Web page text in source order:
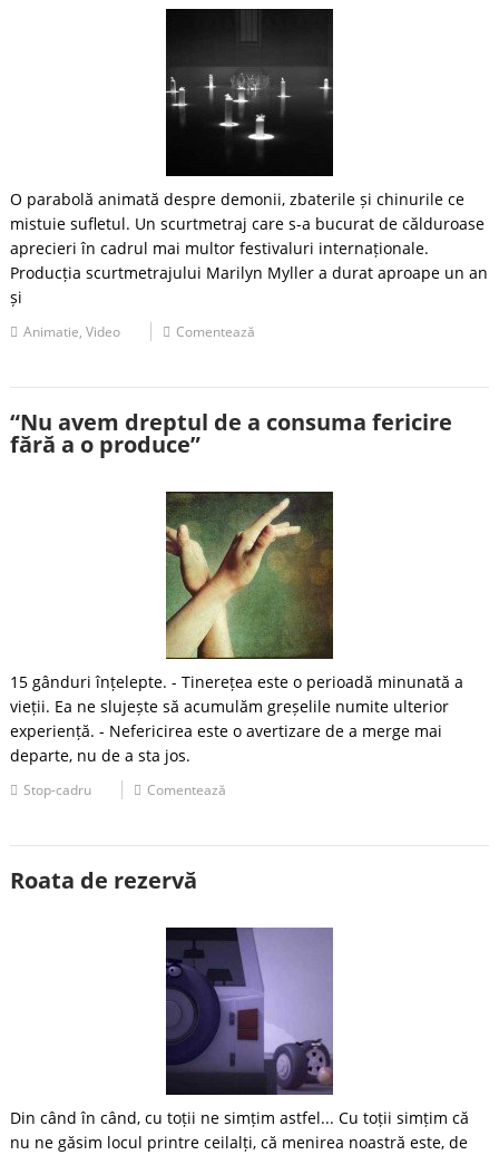
O parabolă animată despre demonii, zbaterile și chinurile ce
mistuie sufletul. Un scurtmetraj care s-a bucurat de călduroase
aprecieri în cadrul mai multor festivaluri internaționale.
Producția scurtmetrajului Marilyn Myller a durat aproape un an
și
Animatie,Video Comentează
“Nu avem dreptul de a consuma fericire
fără a o produce”
15 gânduri înțelepte. - Tinerețea este o perioadă minunată a
vieții. Ea ne slujește să acumulăm greșelile numite ulterior
experiență. - Nefericirea este o avertizare de a merge mai
departe, nu de a sta jos.
Stop-cadru Comentează
Roata de rezervă
Din când în când, cu toții ne simțim astfel... Cu toții simțim că
nu ne găsim locul printre ceilalți, că menirea noastră este, de